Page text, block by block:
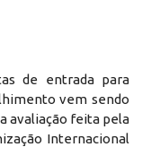
de entrada para
vem sendo
avaliação feita pela
Internacional